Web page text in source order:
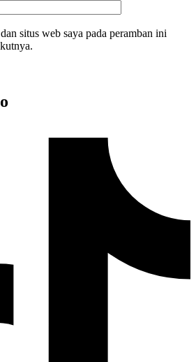
situs web saya pada peramban ini